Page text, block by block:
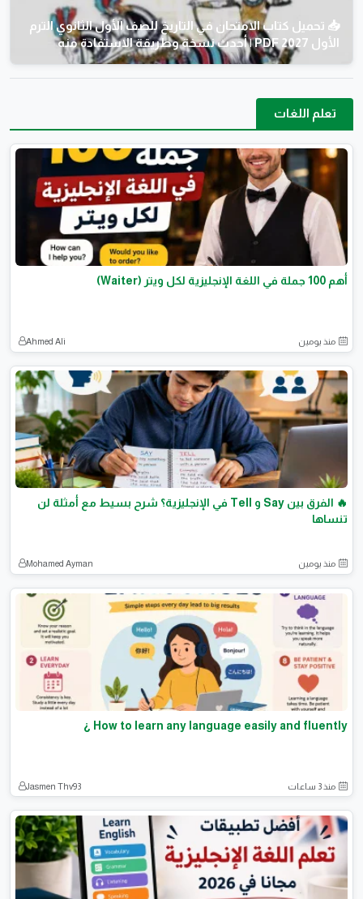
📥 تحميل كتاب الامتحان في التاريخ للصف الأول الثانوي الترم
الأول 2027 PDF | أحدث نسخة وطريقة الاستفادة منه
تعلم اللغات
أهم 100 جملة في اللغة الإنجليزية لكل ويتر (Waiter)
منذ يومين Ahmed Ali
🔥 الفرق بين Say و Tell في الإنجليزية؟ شرح بسيط مع أمثلة لن
تنساها
منذ يومين Mohamed Ayman
How to learn any language easily and fluently ¿
منذ 3 ساعات Jasmen Thv93